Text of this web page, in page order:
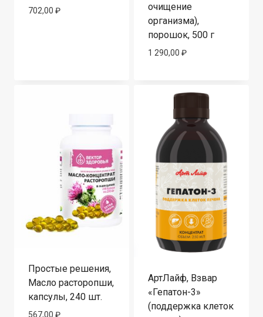
702,00 ₽
очищение
организма),
порошок, 500 г
1 290,00 ₽
Простые решения,
Масло расторопши,
капсулы, 240 шт.
567,00 ₽
АртЛайф, Взвар
«Гепатон-3»
(поддержка клеток